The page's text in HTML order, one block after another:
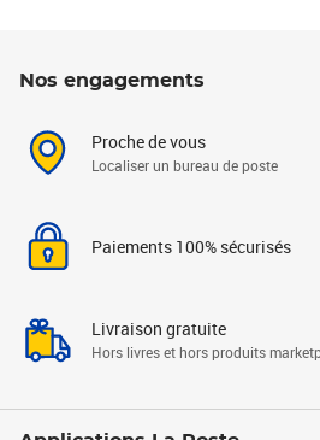
Nos engagements
Proche de vous
Localiser un bureau de poste
Paiements 100% sécurisés
Livraison gratuite
Hors livres et hors produits